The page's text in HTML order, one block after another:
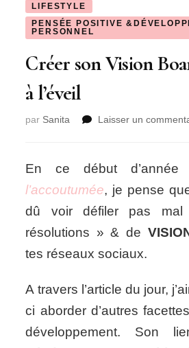
LIFESTYLE
PENSÉE POSITIVE
PERSONNEL
Créer son Vision
à l’éveil
par Sanita Laisser un
En ce début d’année
l’accoutumée, je pense
dû voir défiler pas
résolutions » & de
tes réseaux sociaux.
A travers l’article du jour,
ci aborder d’autres
développement. Son